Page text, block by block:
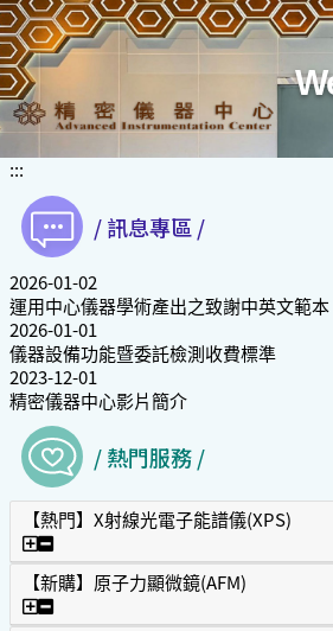
:::
/ 訊息專區 /
2026-01-02
運用中心儀器學術產出之致謝中英文範本
2026-01-01
儀器設備功能暨委託檢測收費標準
2023-12-01
精密儀器中心影片簡介
/ 熱門服務 /
【熱門】X射線光電子能譜儀(XPS)
【熱門】X射線光電子能譜儀(XPS)
【新購】原子力顯微鏡(AFM)
【新購】原子力顯微鏡(AFM)